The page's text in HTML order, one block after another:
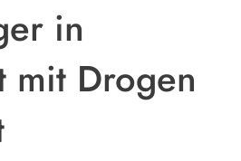
in
mit Drogen